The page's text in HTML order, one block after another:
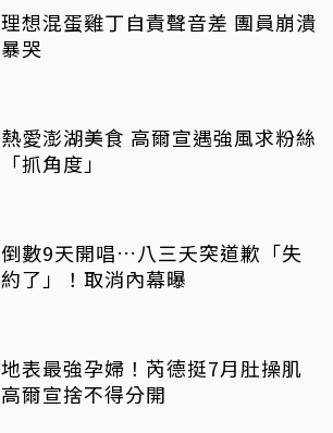
理想混蛋雞丁自責聲音差 團員崩潰
暴哭
熱愛澎湖美食 高爾宣遇強風求粉絲
「抓角度」
倒數9天開唱…八三夭突道歉「失
約了」！取消內幕曝
地表最強孕婦！芮德挺7月肚操肌
高爾宣捨不得分開